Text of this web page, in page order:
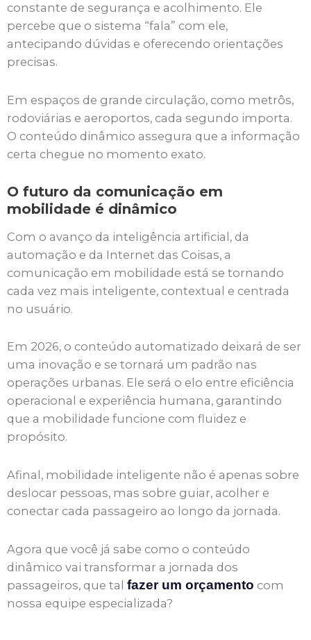
constante de segurança e acolhimento. Ele
percebe que o sistema “fala” com ele,
antecipando dúvidas e oferecendo orientações
precisas.
Em espaços de grande circulação, como metrôs,
rodoviárias e aeroportos, cada segundo importa.
O conteúdo dinâmico assegura que a informação
certa chegue no momento exato.
O futuro da comunicação em
mobilidade é dinâmico
Com o avanço da inteligência artificial, da
automação e da Internet das Coisas, a
comunicação em mobilidade está se tornando
cada vez mais inteligente, contextual e centrada
no usuário.
Em 2026, o conteúdo automatizado deixará de ser
uma inovação e se tornará um padrão nas
operações urbanas. Ele será o elo entre eficiência
operacional e experiência humana, garantindo
que a mobilidade funcione com fluidez e
propósito.
Afinal, mobilidade inteligente não é apenas sobre
deslocar pessoas, mas sobre guiar, acolher e
conectar cada passageiro ao longo da jornada.
Agora que você já sabe como o conteúdo
dinâmico vai transformar a jornada dos
passageiros, que tal fazer um orçamento com
nossa equipe especializada?